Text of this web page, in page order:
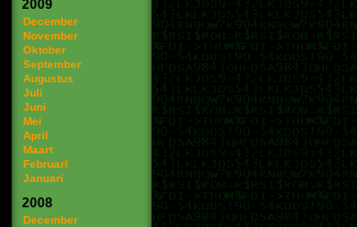
2009
December
November
Oktober
September
Augustus
Juli
Juni
Mei
April
Maart
Februari
Januari
2008
December